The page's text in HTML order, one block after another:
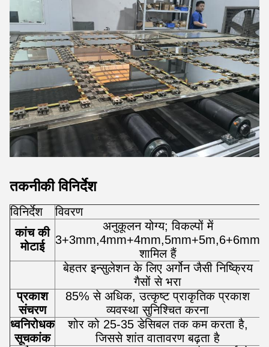
तकनीकी विनिर्देश
विनिर्देश
विवरण
कांच की
मोटाई
अनुकूलन योग्य; विकल्पों में
3+3mm,4mm+4mm,5mm+5m,6+6mm
शामिल हैं
बेहतर इन्सुलेशन के लिए अर्गोन जैसी निष्क्रिय
गैसों से भरा
प्रकाश
संचरण
85% से अधिक, उत्कृष्ट प्राकृतिक प्रकाश
व्यवस्था सुनिश्चित करना
ध्वनिरोधक
सूचकांक
शोर को 25-35 डेसिबल तक कम करता है,
जिससे शांत वातावरण बढ़ता है